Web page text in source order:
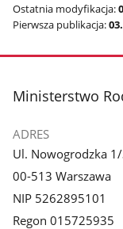
Ostatnia modyfikacja:
Pierwsza publikacja:
stopka
Ministerstwo
ADRES
Ul. Nowogrodzka
00-513 Warszawa
NIP 5262895101
Regon 015725935